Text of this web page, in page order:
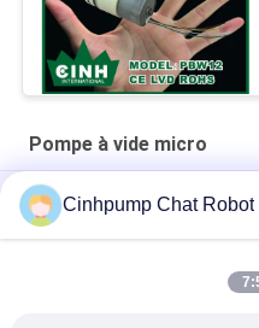
Pompe à vide micro
Compresseur électrique
Cinhpump petit
Cinhpump Chat Robot